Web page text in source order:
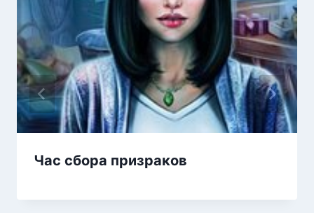
Час сбора призраков